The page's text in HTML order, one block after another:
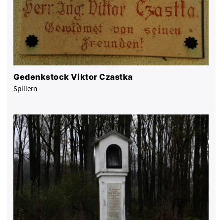
Gedenkstock Viktor Czastka
Spillern